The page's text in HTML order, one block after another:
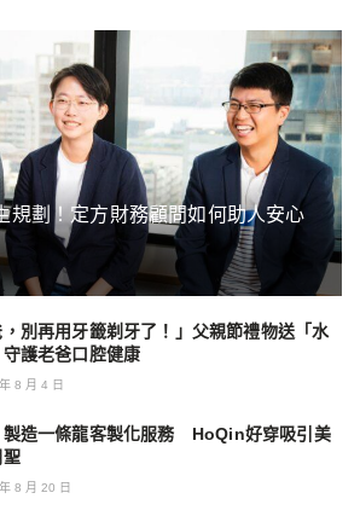
規劃！定方財務顧問如何助人安心
，別再用牙籤剃牙了！」父親節禮物送「水
守護老爸口腔健康
8 月 4 日
製造一條龍客製化服務 HoQin好穿吸引美
聖
8 月 20 日